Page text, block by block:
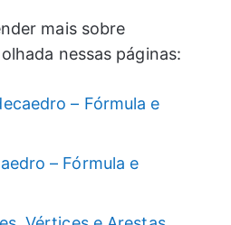
mais sobre
nessas páginas:
– Fórmula e
– Fórmula e